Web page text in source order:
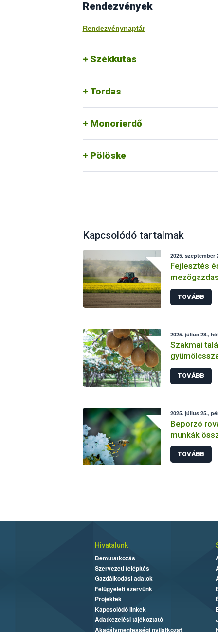
Rendezvények
Rendezvénynaptár
Székkutas
Tordas
Monorierdő
Pölöske
Kapcsolódó tartalmak
2025. szeptember
Fejlesztés
Sikeresen
üzemi
TOVÁBB
2025. július 28.,
Szakmai
TOVÁBB
2025. július 25.,
Beporzó
munkák
fókuszban a
TOVÁBB
Hivatalunk
Bemutatkozás
Szervezeti felépítés
Gazdálkodási adatok
Felügyeleti szervünk
Projektek
Kapcsolódó linkek
Adatkezelési tájékoztató
Akadálymentességi nyilatkozat